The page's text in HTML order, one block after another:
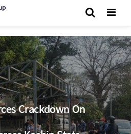
Crackdown On